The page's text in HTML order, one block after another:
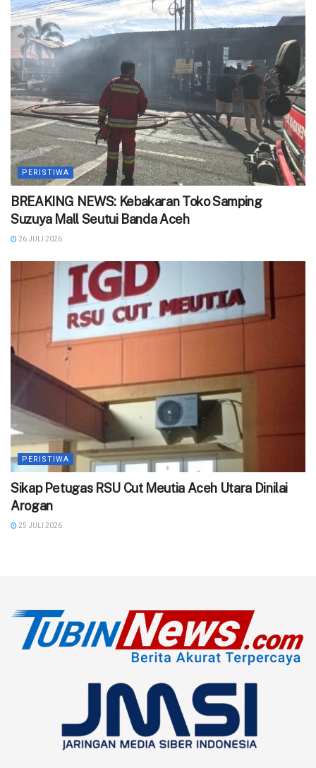
PERISTIWA
BREAKING NEWS: Kebakaran Toko Samping
Suzuya Mall Seutui Banda Aceh
26 JULI 2026
PERISTIWA
‎Sikap Petugas RSU Cut Meutia Aceh Utara Dinilai
Arogan
25 JULI 2026